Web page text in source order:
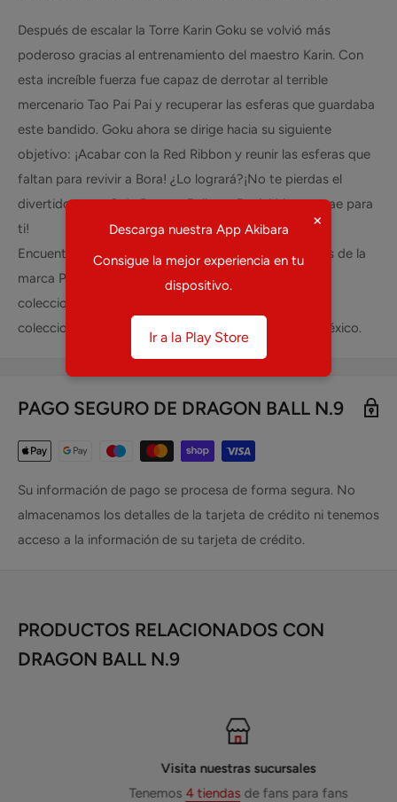
Después de escalar la Torre Karin Goku se volvió más
poderoso gracias al entrenamiento del maestro Karin. Con
esta increíble fuerza fue capaz de derrotar al terrible
mercenario Tao Pai Pai y recuperar las esferas que guardaba
este bandido. Goku ahora se dirige hacia su siguiente
objetivo: ¡Acabar con la Red Ribbon y reunir las esferas que
faltan para revivir a Bora! ¿Lo logrará?¡No te pierdas el
divertido tomo 9 de Dragon Ball que Panini Manga trae para
ti!
Encuentra DRAGON BALL N.9 y otros coleccionables de la
marca PANINI en tu tienda de mangas, anime y
coleccionables favorita. Ventas y preventas de
coleccionables como DRAGON BALL N.9 en todo México.
PAGO SEGURO DE DRAGON BALL N.9
Su información de pago se procesa de forma segura. No
almacenamos los detalles de la tarjeta de crédito ni tenemos
acceso a la información de su tarjeta de crédito.
PRODUCTOS RELACIONADOS CON
DRAGON BALL N.9
×
Descarga nuestra App Akibara
Consigue la mejor experiencia en tu
dispositivo.
Ir a la Play Store
Visita nuestras sucursales
Tenemos4 tiendasde fans para fans